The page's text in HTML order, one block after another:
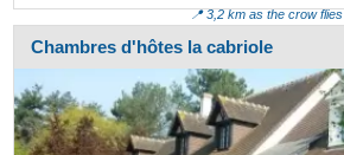
📍 3,2 km as the crow flies
Chambres d'hôtes la cabriole